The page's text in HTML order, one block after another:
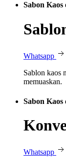
Sabon
Whatsapp
Sablon kaos
memuaskan.
Sabon
Whatsapp